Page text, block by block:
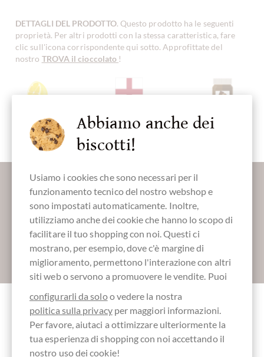
DETTAGLI DEL PRODOTTO. Questo prodotto ha le seguenti
proprietà. Per altri prodotti con la stessa caratteristica, fare
clic sull'icona corrispondente qui sotto. Approfittate del
nostro TROVA il cioccolato !
Limone Diffonde
Inghilterra
Imballaggio
trasparente
Spalmabile
Maggiori informazioni sul buon cioccolato?
Registrati qui per i nostri SchokoNEWS:
Absenden
Altri clienti valutati Lemon Curd -
Zitronencreme
Abbiamo anche dei
biscotti!
Usiamo i cookies che sono necessari per il
funzionamento tecnico del nostro webshop e
sono impostati automaticamente. Inoltre,
utilizziamo anche dei cookie che hanno lo scopo di
facilitare il tuo shopping con noi. Questi ci
mostrano, per esempio, dove c'è margine di
miglioramento, permettono l'interazione con altri
siti web o servono a promuovere le vendite. Puoi
configurarli da soloo vedere la nostra
politica sulla privacyper maggiori informazioni.
Per favore, aiutaci a ottimizzare ulteriormente la
tua esperienza di shopping con noi accettando il
nostro uso dei cookie!